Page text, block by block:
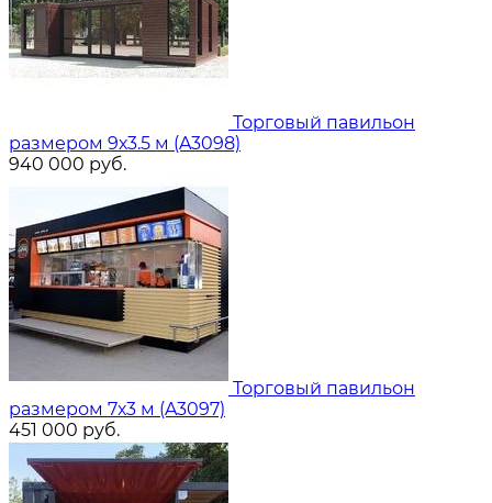
Торговый павильон
размером 9х3.5 м (A3098)
940 000 руб.
Торговый павильон
размером 7х3 м (A3097)
451 000 руб.